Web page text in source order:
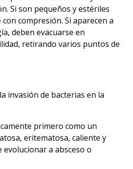
Si son pequeños y estériles
compresión. Si aparecen a
deben evacuarse en
retirando varios puntos de
invasión de bacterias en la
primero como un
eritematosa, caliente y
a absceso o